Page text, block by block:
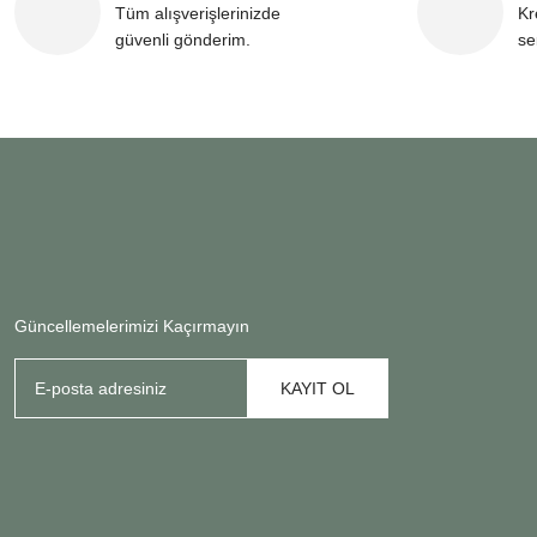
Tüm alışverişlerinizde
güvenli gönderim.
Güncellemelerimizi Kaçırmayın
KAYIT OL